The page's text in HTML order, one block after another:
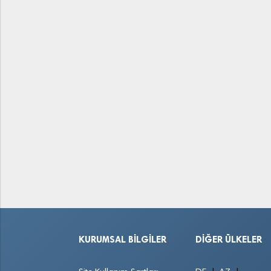
KURUMSAL BILGILER DIĞER ÜLKELER